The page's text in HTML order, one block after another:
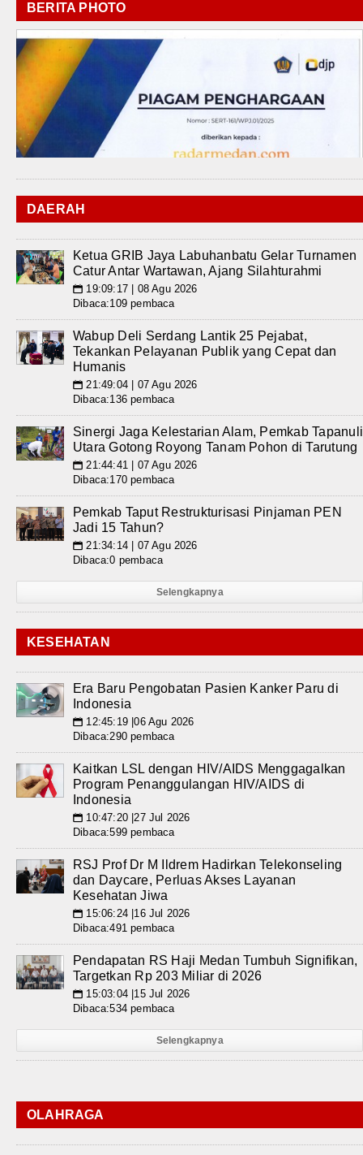
BERITA PHOTO
DAERAH
Ketua GRIB Jaya Labuhanbatu Gelar Turnamen
Catur Antar Wartawan, Ajang Silahturahmi
📅 19:09:17 | 08 Agu 2026
Dibaca:109 pembaca
Wabup Deli Serdang Lantik 25 Pejabat,
Tekankan Pelayanan Publik yang Cepat dan
Humanis
📅 21:49:04 | 07 Agu 2026
Dibaca:136 pembaca
Sinergi Jaga Kelestarian Alam, Pemkab Tapanuli
Utara Gotong Royong Tanam Pohon di Tarutung
📅 21:44:41 | 07 Agu 2026
Dibaca:170 pembaca
Pemkab Taput Restrukturisasi Pinjaman PEN
Jadi 15 Tahun?
📅 21:34:14 | 07 Agu 2026
Dibaca:0 pembaca
Selengkapnya
KESEHATAN
Era Baru Pengobatan Pasien Kanker Paru di
Indonesia
📅 12:45:19 |06 Agu 2026
Dibaca:290 pembaca
Kaitkan LSL dengan HIV/AIDS Menggagalkan
Program Penanggulangan HIV/AIDS di
Indonesia
📅 10:47:20 |27 Jul 2026
Dibaca:599 pembaca
RSJ Prof Dr M Ildrem Hadirkan Telekonseling
dan Daycare, Perluas Akses Layanan
Kesehatan Jiwa
📅 15:06:24 |16 Jul 2026
Dibaca:491 pembaca
Pendapatan RS Haji Medan Tumbuh Signifikan,
Targetkan Rp 203 Miliar di 2026
📅 15:03:04 |15 Jul 2026
Dibaca:534 pembaca
Selengkapnya
OLAHRAGA